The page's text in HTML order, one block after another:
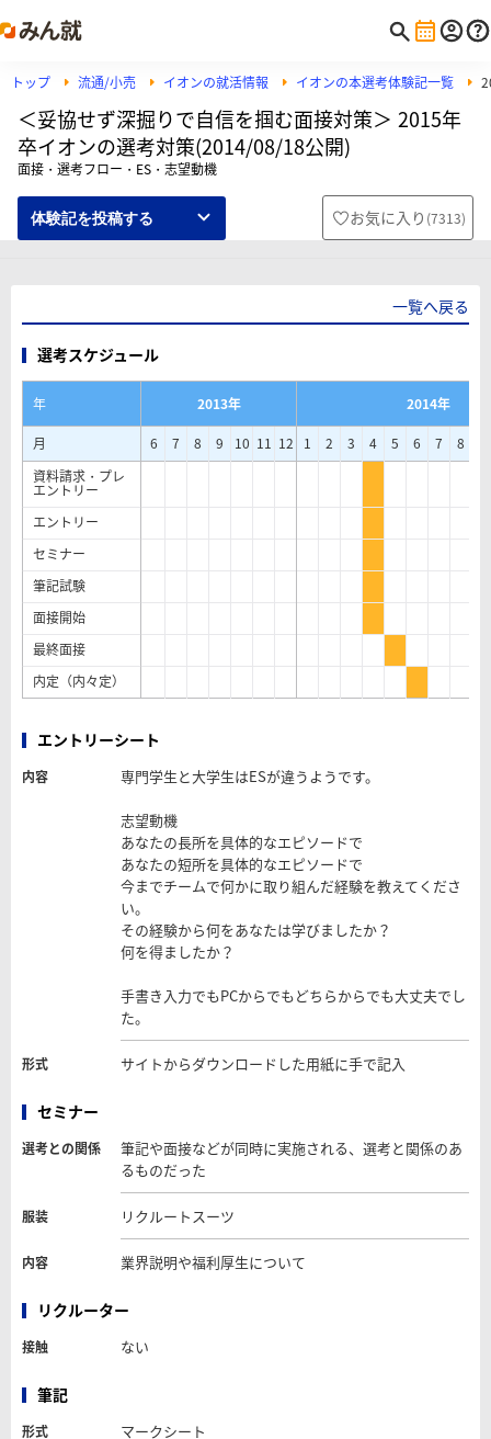
トップ 流通/小売 イオンの就活情報 イオンの本選考体験記一覧
＜妥協せず深掘りで自信を掴む面接対策＞ 2015年
卒イオンの選考対策(2014/08/18公開)
面接・選考フロー・ES・志望動機
体験記を投稿する お気に入り (7313)
一覧へ戻る
選考スケジュール
年 2013年
2014年
月
6 7 8 9 10 11 12 1 2 3 4 5 6 7 8
資料請求・プレ
エントリー
エントリー
セミナー
筆記試験
面接開始
最終面接
内定（内々定）
エントリーシート
内容 専門学生と大学生はESが違うようです。
志望動機
あなたの長所を具体的なエピソードで
あなたの短所を具体的なエピソードで
今までチームで何かに取り組んだ経験を教えてくださ
い。
その経験から何をあなたは学びましたか？
何を得ましたか？
手書き入力でもPCからでもどちらからでも大丈夫でし
た。
形式 サイトからダウンロードした用紙に手で記入
セミナー
選考との関係
筆記や面接などが同時に実施される、選考と関係のあ
るものだった
服装 リクルートスーツ
内容 業界説明や福利厚生について
リクルーター
接触 ない
筆記
形式 マークシート